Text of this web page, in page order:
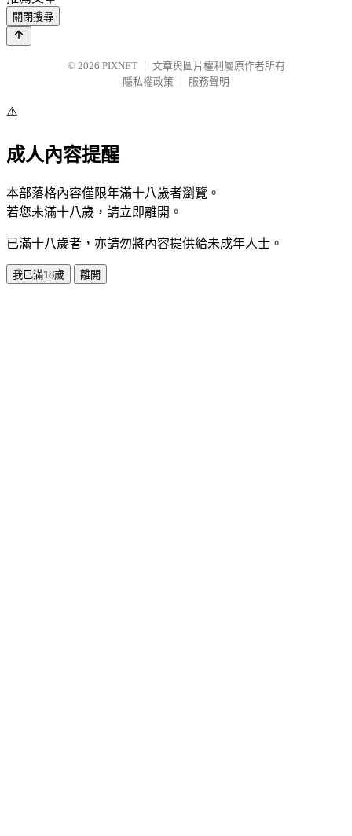
關閉搜尋
© 2026 PIXNET
文章與圖片權利屬原作者所有
隱私權政策
服務聲明
⚠️
成人內容提醒
本部落格內容僅限年滿十八歲者瀏覽。
若您未滿十八歲，請立即離開。
已滿十八歲者，亦請勿將內容提供給未成年人士。
我已滿18歲 離開